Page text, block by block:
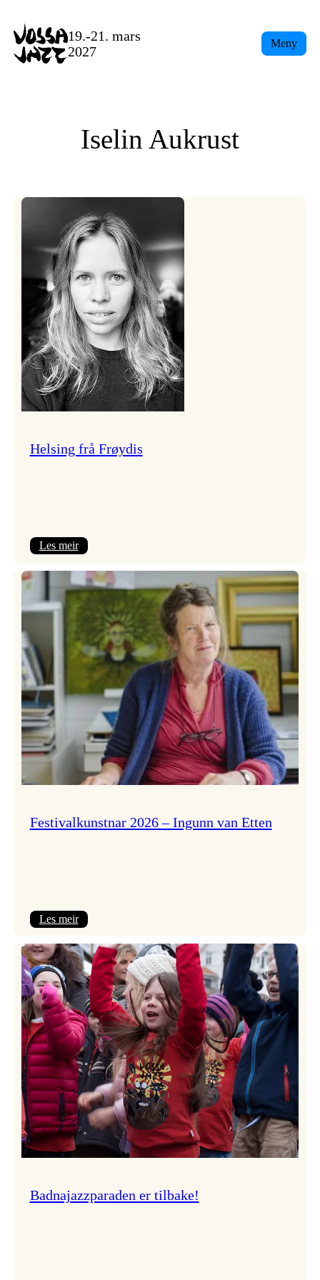
content
19.-21. mars
2027
Meny
Iselin Aukrust
Helsing frå Frøydis
Les meir:
frå
Frøydis
Festivalkunstnar 2026 – Ingunn van Etten
Les meir:
2026
–
Ingunn van Etten
Badnajazzparaden er tilbake!